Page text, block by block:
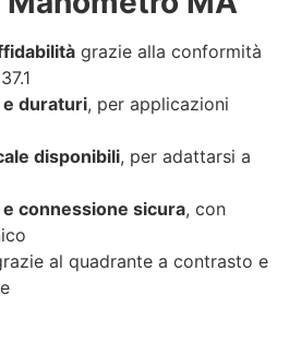
grazie alla conformità
duraturi, per applicazioni
disponibili, per adattarsi a
connessione sicura, con
al quadrante a contrasto e